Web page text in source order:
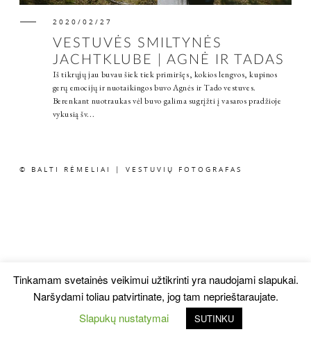
SUSISIEKIME
2020/02/27
VESTUVĖS SMILTYNĖS
JACHTKLUBE | AGNĖ IR TADAS
Iš tikrųjų jau buvau šiek tiek primiršęs, kokios lengvos, kupinos
gerų emocijų ir nuotaikingos buvo Agnės ir Tado vestuves.
Berenkant nuotraukas vėl buvo galima sugrįžti į vasaros pradžioje
vykusią šv...
© BALTI RĖMELIAI | VESTUVIŲ FOTOGRAFAS
Tinkamam svetainės veikimui užtikrinti yra naudojami slapukai.
Naršydami toliau patvirtinate, jog tam neprieštaraujate.
Slapukų nustatymai
SUTINKU